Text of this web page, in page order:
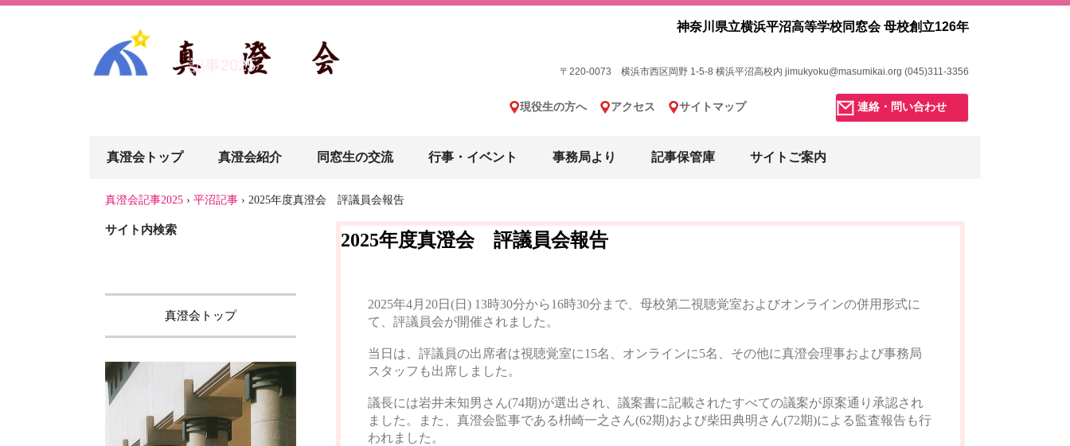
記事2025
神奈川県立横浜平沼高等学校同窓会 母校創立126年
〒220-0073 横浜市西区岡野 1-5-8 横浜平沼高校内 jimukyoku@masumikai.org (045)311-3356
連絡・問い合わせ
現役生の方へ アクセス サイトマップ
真澄会トップ 真澄会紹介 同窓生の交流 行事・イベント 事務局より 記事保管庫 サイトご案内
真澄会記事2025 › 平沼記事 › 2025年度真澄会 評議員会報告
2025年度真澄会 評議員会報告
2025年4月20日(日) 13時30分から16時30分まで、母校第二視聴覚室およびオンラインの併用形式に
て、評議員会が開催されました。
当日は、評議員の出席者は視聴覚室に15名、オンラインに5名、その他に真澄会理事および事務局
スタッフも出席しました。
議長には岩井未知男さん(74期)が選出され、議案書に記載されたすべての議案が原案通り承認され
ました。また、真澄会監事である枡崎一之さん(62期)および柴田典明さん(72期)による監査報告も行
われました。
サイト内検索
真澄会トップ